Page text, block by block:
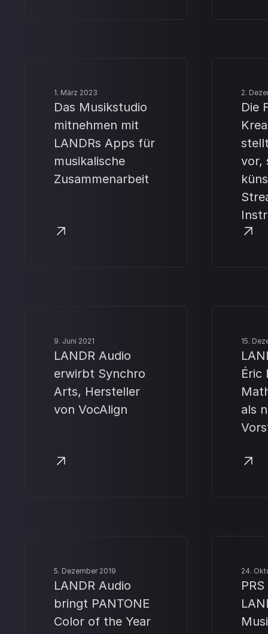
1. März 2023
Das Musikstudio
mitnehmen mit
LANDRs Apps für
musikalische
Zusammenarbeit
2.
Die
vor,
9. Juni 2021
LANDR Audio
erwirbt Synchro
Arts, Hersteller
von VocAlign
15.
Éric
als
5. Dezember 2019
LANDR Audio
bringt PANTONE
Color of the Year
24.